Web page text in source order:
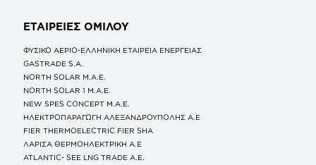
ΕΤΑΙΡΕΙΕΣ ΟΜΙΛΟΥ
ΦΥΣΙΚΟ ΑΕΡΙΟ-ΕΛΛΗΝΙΚΗ ΕΤΑΙΡΕΙΑ ΕΝΕΡΓΕΙΑΣ
GASTRADE S.A.
NORTH SOLAR M.Α.Ε.
NORTH SOLAR 1 M.Α.Ε.
NEW SPES CONCEPT Μ.Α.Ε.
ΗΛΕΚΤΡΟΠΑΡΑΓΩΓΗ ΑΛΕΞΑΝΔΡΟΥΠΟΛΗΣ A.E
FIER THERMOELECTRIC FIER SHA
ΛΑΡΙΣΑ ΘΕΡΜΟΗΛΕΚΤΡΙΚΗ A.E
ATLANTIC- SEE LNG TRADE A.E.